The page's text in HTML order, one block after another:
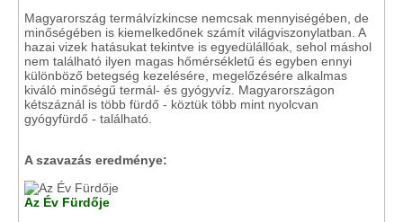
Magyarország termálvízkincse nemcsak mennyiségében, de
minőségében is kiemelkedőnek számít világviszonylatban. A
hazai vizek hatásukat tekintve is egyedülállóak, sehol máshol
nem található ilyen magas hőmérsékletű és egyben ennyi
különböző betegség kezelésére, megelőzésére alkalmas
kiváló minőségű termál- és gyógyvíz. Magyarországon
kétszáznál is több fürdő - köztük több mint nyolcvan
gyógyfürdő - található.
A szavazás eredménye:
Az Év Fürdője